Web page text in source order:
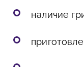
наличие